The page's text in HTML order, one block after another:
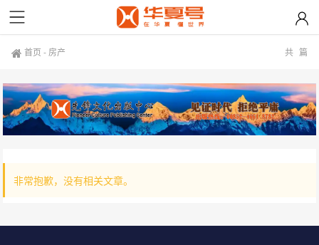
首页 - 房产 共 篇
非常抱歉，没有相关文章。